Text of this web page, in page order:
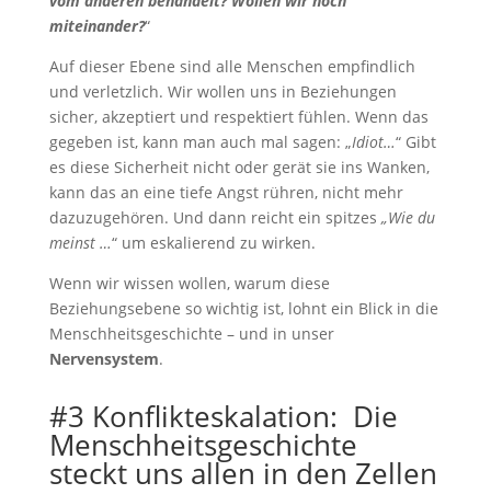
miteinander?“
Auf dieser Ebene sind alle Menschen empfindlich
und verletzlich. Wir wollen uns in Beziehungen
sicher, akzeptiert und respektiert fühlen. Wenn das
gegeben ist, kann man auch mal sagen: „Idiot…“ Gibt
es diese Sicherheit nicht oder gerät sie ins Wanken,
kann das an eine tiefe Angst rühren, nicht mehr
dazuzugehören. Und dann reicht ein spitzes „Wie du
meinst …“ um eskalierend zu wirken.
Wenn wir wissen wollen, warum diese
Beziehungsebene so wichtig ist, lohnt ein Blick in die
Menschheitsgeschichte – und in unser
Nervensystem.
#3 Konflikteskalation: Die
Menschheitsgeschichte
steckt uns allen in den Zellen